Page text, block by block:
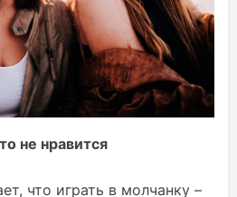
не нравится
что играть в молчанку –